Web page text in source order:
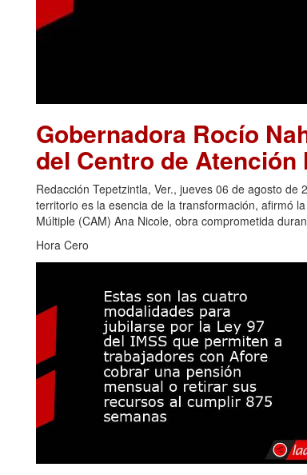
Gobernadora Rocío
del Centro de Atención
Redacción Tepetzintla, Ver., jueves 06 de agosto
territorio es la esencia de la transformación, afirmó
Múltiple (CAM) Ana Nicole, obra comprometida
Hora Cero